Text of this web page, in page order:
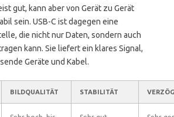
gut, kann aber von Gerät zu Gerät
sein. USB-C ist dagegen eine
die nicht nur Daten, sondern auch
kann. Sie liefert ein klares Signal,
Geräte und Kabel.
BILDQUALITÄT STABILITÄT